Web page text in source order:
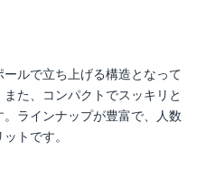
ルで立ち上げる構造となって
た、コンパクトでスッキリと
ラインナップが豊富で、人数
トです。